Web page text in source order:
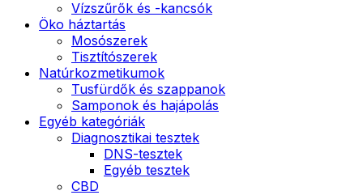
Vízszűrők és -kancsók
Öko háztartás
Mosószerek
Tisztítószerek
Natúrkozmetikumok
Tusfürdők és szappanok
Samponok és hajápolás
Egyéb kategóriák
Diagnosztikai tesztek
DNS-tesztek
Egyéb tesztek
CBD